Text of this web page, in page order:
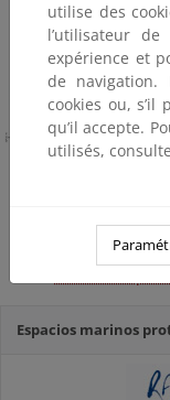
Espacios
Espacios marinos
utilise des
l’utilisateur
expérience et
de navigation.
cookies ou, s’il
qu’il accepte.
utilisés,